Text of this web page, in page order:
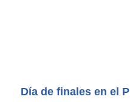
Día de finales en el